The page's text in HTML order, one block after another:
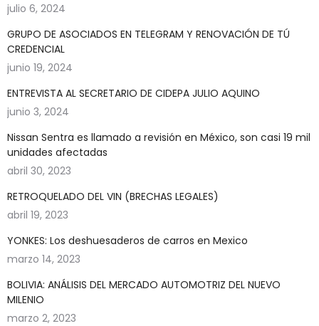
julio 6, 2024
GRUPO DE ASOCIADOS EN TELEGRAM Y RENOVACIÓN DE TÚ
CREDENCIAL
junio 19, 2024
ENTREVISTA AL SECRETARIO DE CIDEPA JULIO AQUINO
junio 3, 2024
Nissan Sentra es llamado a revisión en México, son casi 19 mil
unidades afectadas
abril 30, 2023
RETROQUELADO DEL VIN (BRECHAS LEGALES)
abril 19, 2023
YONKES: Los deshuesaderos de carros en Mexico
marzo 14, 2023
BOLIVIA: ANÁLISIS DEL MERCADO AUTOMOTRIZ DEL NUEVO
MILENIO
marzo 2, 2023